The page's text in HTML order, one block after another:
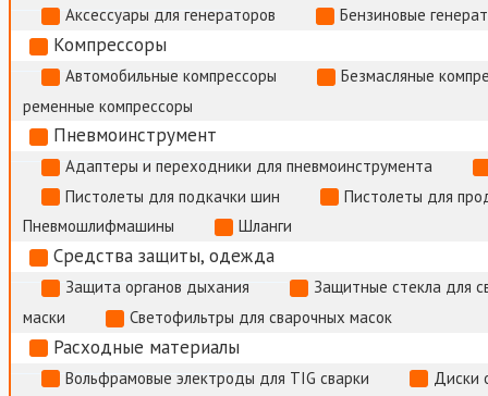
Аксессуары для генераторов Бензиновые
Компрессоры
Автомобильные компрессоры
Безмасляные
ременные компрессоры
Пневмоинструмент
Адаптеры и переходники для пневмоинструмента
Пистолеты для подкачки шин
Пистолеты для
Пневмошлифмашины
Шланги
Средства защиты, одежда
Защита органов дыхания
Защитные стекла для
маски
Светофильтры для сварочных масок
Расходные материалы
Вольфрамовые электроды для TIG сварки
Диски